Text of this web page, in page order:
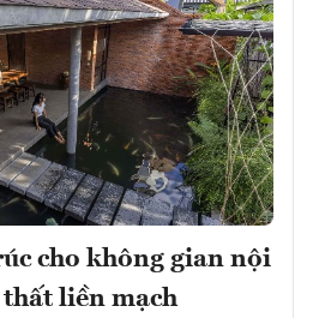
cho không gian nội
liền mạch